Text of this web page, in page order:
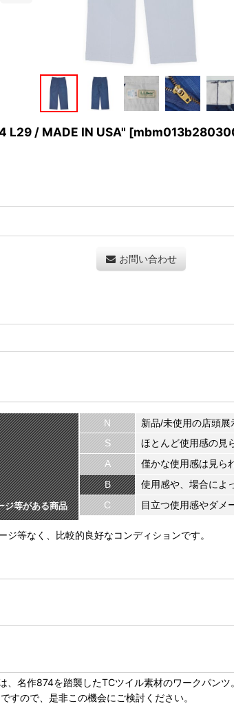
L29 / MADE IN USA" [
お問い合わせ
ジ等がある商品
N
新品/未使用の店頭
S
ほとんど使用感の見
A
僅かな使用感は見ら
B
使用感や、場合によ
C
目立つ使用感やダメ
等なく、比較的良好なコンディションです。
名作874を踏襲したTCツイル素材のワークパンツ。
ので、是非この機会にご検討ください。